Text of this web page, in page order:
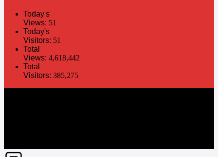
Today's
Views: 51
Today's
Visitors: 51
Total
Views: 4,618,442
Total
Visitors: 385,275